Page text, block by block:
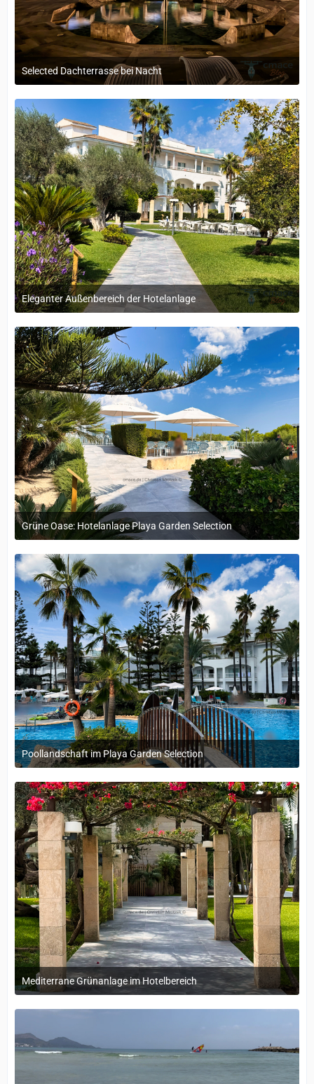
Selected Dachterrasse bei Nacht
29. September 2025 um 15:50
Eleganter Außenbereich der Hotelanlage
29. September 2025 um 15:43
Grüne Oase: Hotelanlage Playa Garden Selection
29. September 2025 um 15:43
Poollandschaft im Playa Garden Selection
29. September 2025 um 15:43
Mediterrane Grünanlage im Hotelbereich
29. September 2025 um 15:43